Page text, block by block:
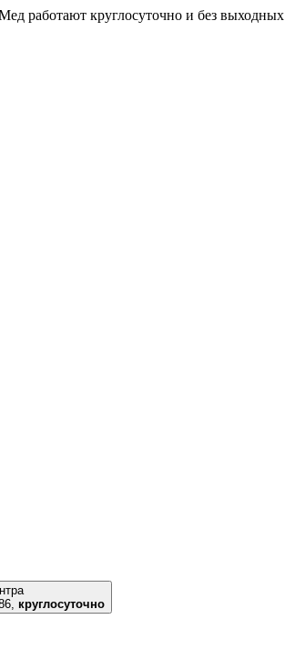
работают круглосуточно и без выходных
круглосуточно